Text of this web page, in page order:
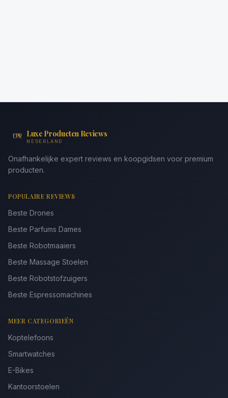
Luxe Producten Reviews
NEDERLAND
Onafhankelijke expert reviews en koopgidsen voor premium
producten.
POPULAIRE REVIEWS
Beste Drones
Beste Parfums Dames
Beste Robotmaaiers
Beste Massage Stoelen
Beste Robotstofzuigers
Beste Espressomachines
MEER CATEGORIEËN
Koptelefoons
Smartwatches
E-Bikes
Kantoorstoelen